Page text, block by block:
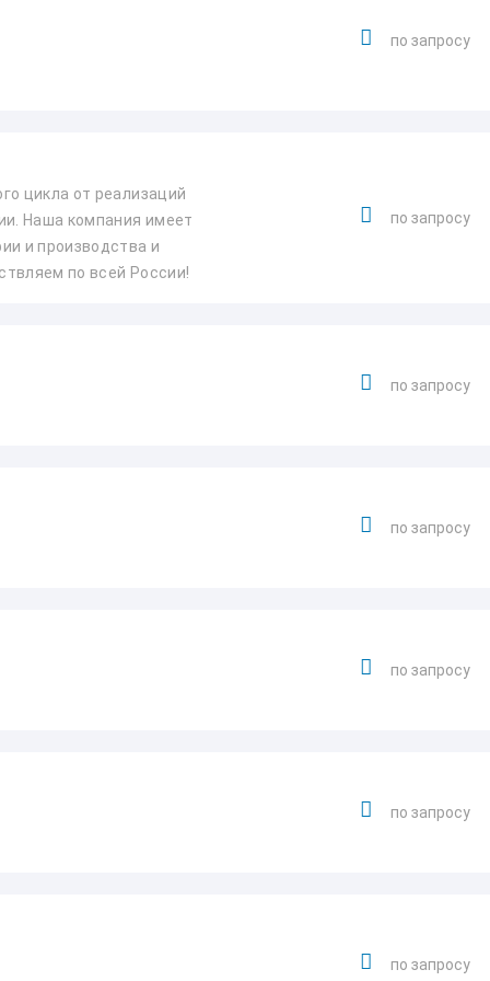
по запросу
цикла от реализаций
Наша компания имеет
и производства и
по всей России!
по запросу
по запросу
по запросу
по запросу
по запросу
по запросу